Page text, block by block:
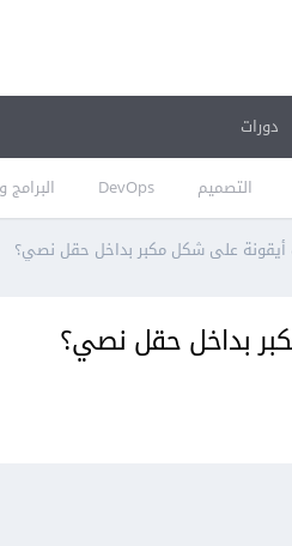
التصميم DevOps البرامج
دورات
على شكل مكبر بداخل حقل نصي؟
بداخل حقل نصي؟